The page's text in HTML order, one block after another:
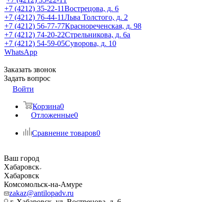
+7 (4212) 35-22-11Вострецова, д. 6
+7 (4212) 76-44-11Льва Толстого, д. 2
+7 (4212) 56-77-77Краснореченская, д. 98
+7 (4212) 74-20-22Стрельникова, д. 6а
+7 (4212) 54-59-05Суворова, д. 10
WhatsApp
Заказать звонок
Задать вопрос
Войти
Корзина0
Отложенные0
Сравнение товаров0
Ваш город
Хабаровск
Хабаровск
Комсомольск-на-Амуре
zakaz@antilopadv.ru